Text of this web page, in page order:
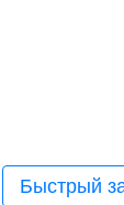
Быстрый